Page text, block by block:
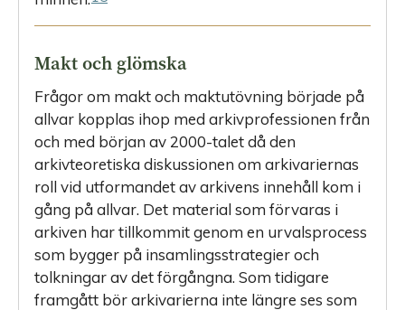
Makt och glömska
Frågor om makt och maktutövning började på
allvar kopplas ihop med arkivprofessionen från
och med början av 2000-talet då den
arkivteoretiska diskussionen om arkivariernas
roll vid utformandet av arkivens innehåll kom i
gång på allvar. Det material som förvaras i
arkiven har tillkommit genom en urvalsprocess
som bygger på insamlingsstrategier och
tolkningar av det förgångna. Som tidigare
framgått bör arkivarierna inte längre ses som